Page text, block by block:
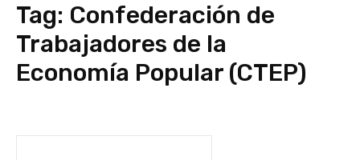
Tag: Confederación de
Trabajadores de la
Economía Popular (CTEP)